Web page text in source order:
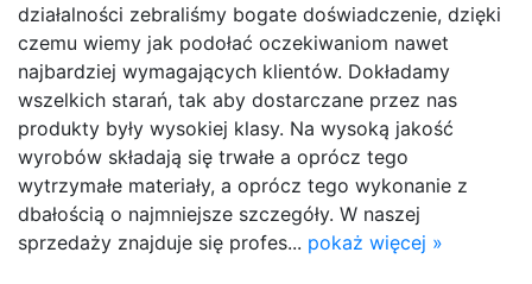
działalności zebraliśmy bogate doświadczenie, dzięki
czemu wiemy jak podołać oczekiwaniom nawet
najbardziej wymagających klientów. Dokładamy
wszelkich starań, tak aby dostarczane przez nas
produkty były wysokiej klasy. Na wysoką jakość
wyrobów składają się trwałe a oprócz tego
wytrzymałe materiały, a oprócz tego wykonanie z
dbałością o najmniejsze szczegóły. W naszej
sprzedaży znajduje się profes... pokaż więcej »